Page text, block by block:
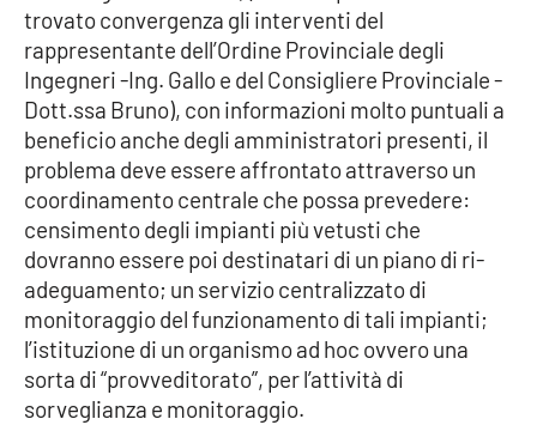
trovato convergenza gli interventi del
rappresentante dell’Ordine Provinciale degli
Ingegneri -Ing. Gallo e del Consigliere Provinciale -
Dott.ssa Bruno), con informazioni molto puntuali a
beneficio anche degli amministratori presenti, il
problema deve essere affrontato attraverso un
coordinamento centrale che possa prevedere:
censimento degli impianti più vetusti che
dovranno essere poi destinatari di un piano di ri-
adeguamento; un servizio centralizzato di
monitoraggio del funzionamento di tali impianti;
l’istituzione di un organismo ad hoc ovvero una
sorta di “provveditorato”, per l’attività di
sorveglianza e monitoraggio.